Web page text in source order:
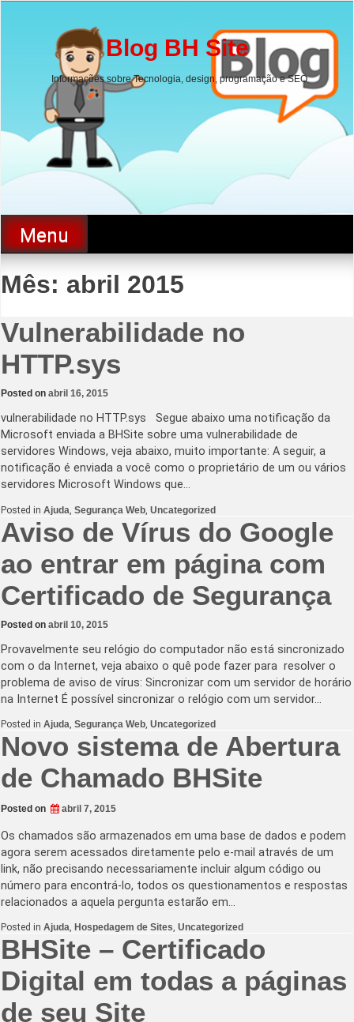
Blog BH Site
Informações sobre Tecnologia, design, programação e SEO
Menu
Mês: abril 2015
Vulnerabilidade no
HTTP.sys
Posted on abril 16, 2015
vulnerabilidade no HTTP.sys Segue abaixo uma notificação da
Microsoft enviada a BHSite sobre uma vulnerabilidade de
servidores Windows, veja abaixo, muito importante: A seguir, a
notificação é enviada a você como o proprietário de um ou vários
servidores Microsoft Windows que…
Posted in Ajuda Segurança Web Uncategorized
Aviso de Vírus do Google
ao entrar em página com
Certificado de Segurança
Posted on abril 10, 2015
Provavelmente seu relógio do computador não está sincronizado
com o da Internet, veja abaixo o quê pode fazer para resolver o
problema de aviso de vírus: Sincronizar com um servidor de horário
na Internet É possível sincronizar o relógio com um servidor…
Posted in Ajuda, Segurança Web, Uncategorized
Novo sistema de Abertura
de Chamado BHSite
Posted on abril 7, 2015
Os chamados são armazenados em uma base de dados e podem
agora serem acessados diretamente pelo e-mail através de um
link, não precisando necessariamente incluir algum código ou
número para encontrá-lo, todos os questionamentos e respostas
relacionados a aquela pergunta estarão em…
Posted in Ajuda, Hospedagem de Sites, Uncategorized
BHSite – Certificado
Digital em todas a páginas
de seu Site